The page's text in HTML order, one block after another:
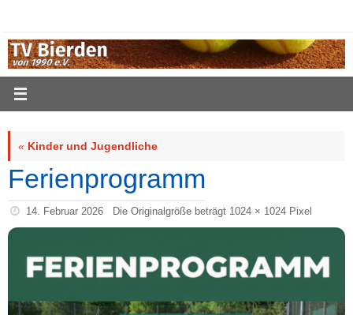
springen
« Kinder und Jugendliche
Ferienprogramm
14. Februar 2026 Die Originalgröße beträgt 1024 × 1024Pixel